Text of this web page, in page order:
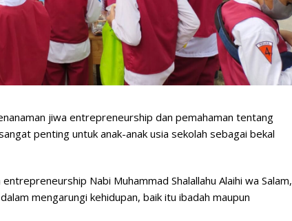
jiwa entrepreneurship dan pemahaman tentang
penting untuk anak-anak usia sekolah sebagai bekal
Nabi Muhammad Shalallahu Alaihi wa Salam,
mengarungi kehidupan, baik itu ibadah maupun